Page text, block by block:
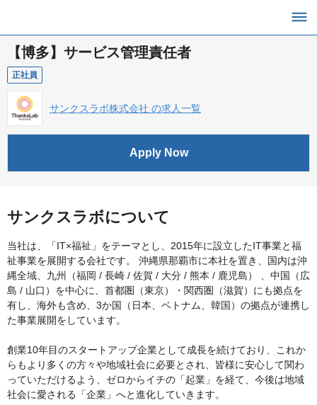
【博多】サービス管理責任者
正社員
サンクスラボ株式会社 の求人一覧
Apply Now
サンクスラボについて
当社は、「IT×福祉」をテーマとし、2015年に設立したIT事業と福
祉事業を展開する会社です。 沖縄県那覇市に本社を置き、国内は沖
縄全域、九州（福岡 / 長崎 / 佐賀 / 大分 / 熊本 / 鹿児島） 、中国（広
島 / 山口）を中心に、首都圏（東京）・関西圏（滋賀）にも拠点を
有し、海外も含め、3か国（日本、ベトナム、韓国）の拠点が連携し
た事業展開をしています。
創業10年目のスタートアップ企業として成長を続けており、これか
らもより多くの方々や地域社会に必要とされ、皆様に安心して関わ
っていただけるよう、ゼロからイチの「起業」を経て、今後は地域
社会に愛される「企業」へと進化していきます。